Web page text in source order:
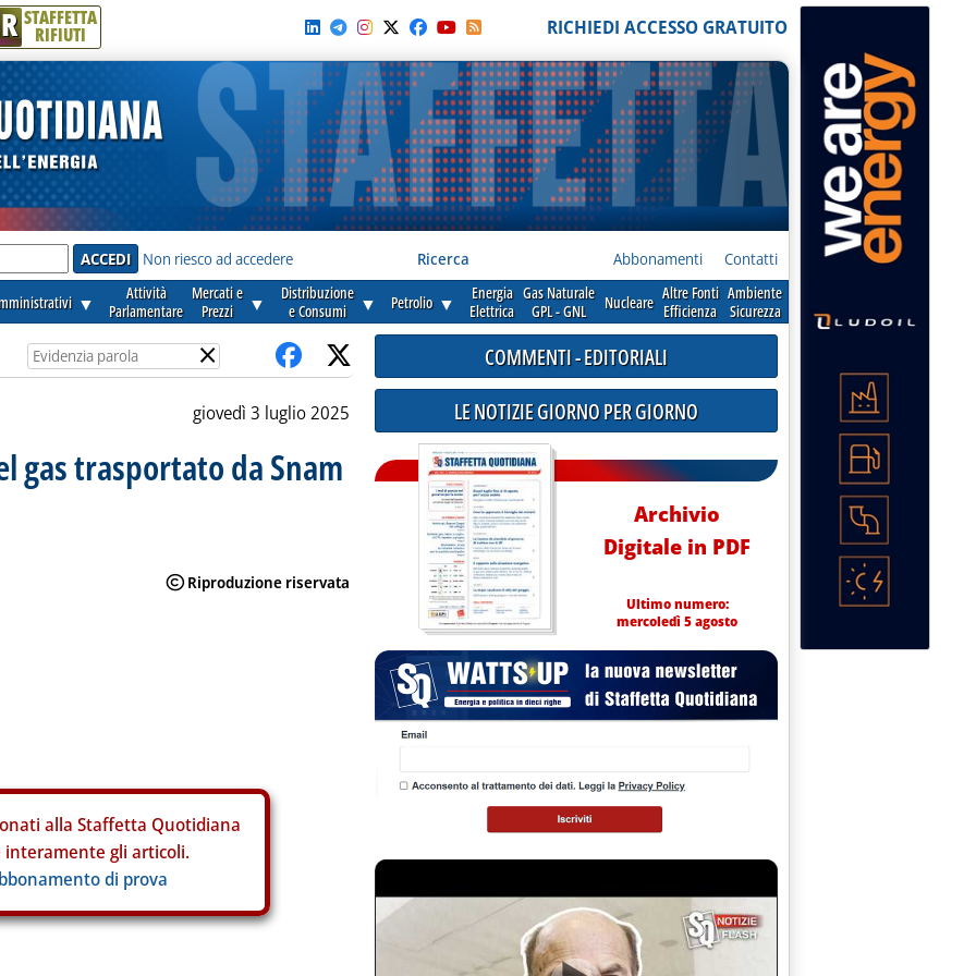
R STAFFETTA
RIFIUTI RICHIEDI ACCESSO GRATUITO
Non riesco ad accedere Ricerca Abbonamenti Contatti
▼
Attività
Parlamentare
Mercati e
Prezzi
▼
Distribuzione
e Consumi
▼ Petrolio ▼
Energia
Elettrica
Gas Naturale
GPL - GNL
Nucleare Altre Fonti
Efficienza
Ambiente
Sicurezza
×
giovedì 3 luglio 2025
gas trasportato da Snam
alla Staffetta Quotidiana
interamente gli articoli.
di prova
COMMENTI - EDITORIALI
LE NOTIZIE GIORNO PER GIORNO
Archivio
Digitale in PDF
Ultimo numero:
mercoledì 5 agosto